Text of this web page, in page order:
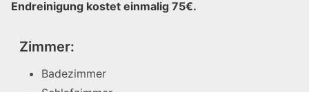
Endreinigung kostet einmalig 75€.
Zimmer:
Badezimmer